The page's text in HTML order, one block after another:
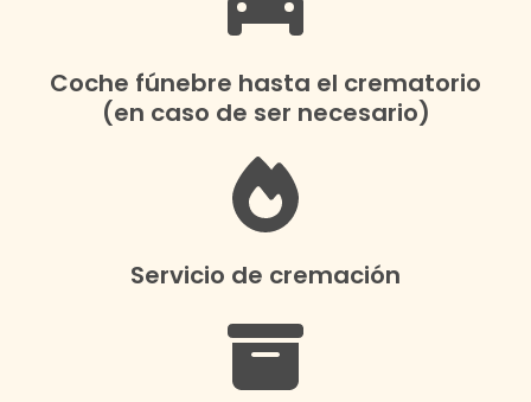
Coche fúnebre hasta el crematorio
(en caso de ser necesario)
Servicio de cremación